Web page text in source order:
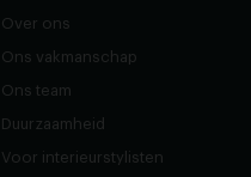
Over ons
Ons vakmanschap
Ons team
Duurzaamheid
Voor interieurstylisten